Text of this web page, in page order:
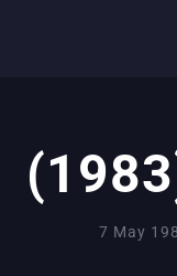
7 May